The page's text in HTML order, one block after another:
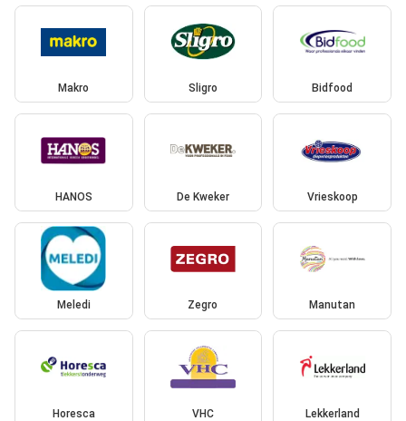
Makro Sligro Bidfood
HANOS De Kweker Vrieskoop
Meledi Zegro Manutan
Horesca VHC Lekkerland